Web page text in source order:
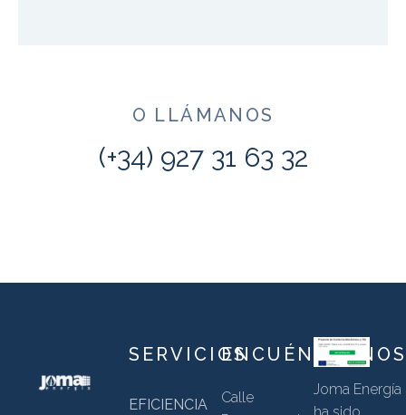
O LLÁMANOS
(+34) 927 31 63 32
SERVICIOS
EFICIENCIA
ENCUÉNTRANOS
Calle
Joma Energía